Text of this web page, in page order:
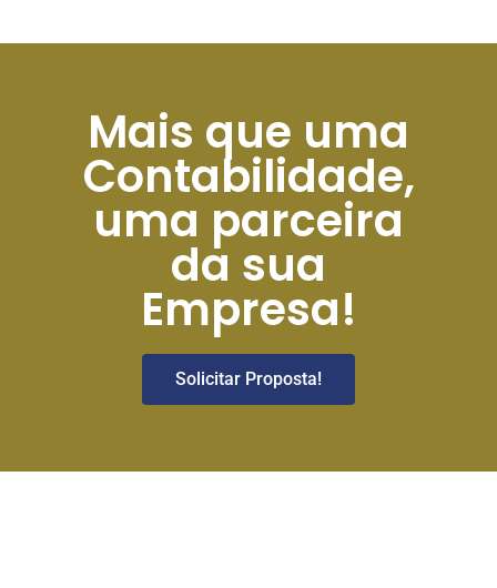
Mais que uma
Contabilidade,
uma parceira
da sua
Empresa!
Solicitar Proposta!